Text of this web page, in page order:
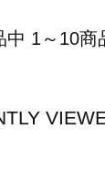
中 1～10商